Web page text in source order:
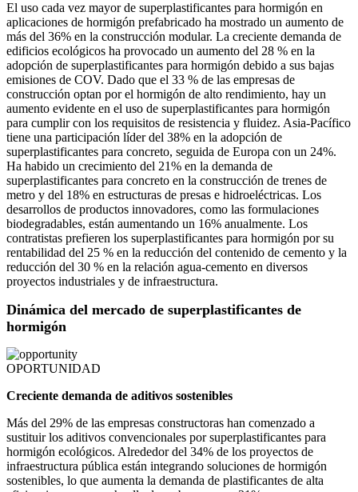
El uso cada vez mayor de superplastificantes para hormigón en
aplicaciones de hormigón prefabricado ha mostrado un aumento de
más del 36% en la construcción modular. La creciente demanda de
edificios ecológicos ha provocado un aumento del 28 % en la
adopción de superplastificantes para hormigón debido a sus bajas
emisiones de COV. Dado que el 33 % de las empresas de
construcción optan por el hormigón de alto rendimiento, hay un
aumento evidente en el uso de superplastificantes para hormigón
para cumplir con los requisitos de resistencia y fluidez. Asia-Pacífico
tiene una participación líder del 38% en la adopción de
superplastificantes para concreto, seguida de Europa con un 24%.
Ha habido un crecimiento del 21% en la demanda de
superplastificantes para concreto en la construcción de trenes de
metro y del 18% en estructuras de presas e hidroeléctricas. Los
desarrollos de productos innovadores, como las formulaciones
biodegradables, están aumentando un 16% anualmente. Los
contratistas prefieren los superplastificantes para hormigón por su
rentabilidad del 25 % en la reducción del contenido de cemento y la
reducción del 30 % en la relación agua-cemento en diversos
proyectos industriales y de infraestructura.
Dinámica del mercado de superplastificantes de
hormigón
OPORTUNIDAD
Creciente demanda de aditivos sostenibles
Más del 29% de las empresas constructoras han comenzado a
sustituir los aditivos convencionales por superplastificantes para
hormigón ecológicos. Alrededor del 34% de los proyectos de
infraestructura pública están integrando soluciones de hormigón
sostenibles, lo que aumenta la demanda de plastificantes de alta